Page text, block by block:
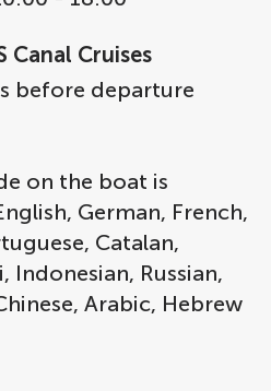
Canal Cruises
before departure
on the boat is
German, French,
Catalan,
Indonesian, Russian,
Arabic, Hebrew